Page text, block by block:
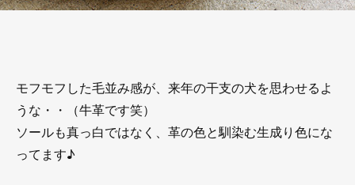
モフモフした毛並み感が、来年の干支の犬を思わせるよ
うな・・（牛革です笑）
ソールも真っ白ではなく、革の色と馴染む生成り色にな
ってます♪